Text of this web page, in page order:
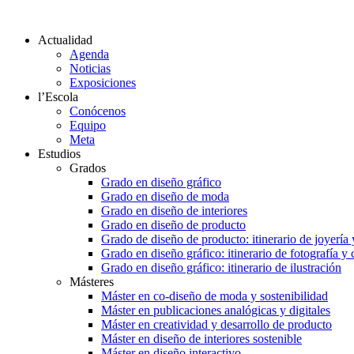
Actualidad
Agenda
Noticias
Exposiciones
l’Escola
Conócenos
Equipo
Meta
Estudios
Grados
Grado en diseño gráfico
Grado en diseño de moda
Grado en diseño de interiores
Grado en diseño de producto
Grado de diseño de producto: itinerario de joyería
Grado en diseño gráfico: itinerario de fotografía y
Grado en diseño gráfico: itinerario de ilustración
Másteres
Máster en co-diseño de moda y sostenibilidad
Máster en publicaciones analógicas y digitales
Máster en creatividad y desarrollo de producto
Máster en diseño de interiores sostenible